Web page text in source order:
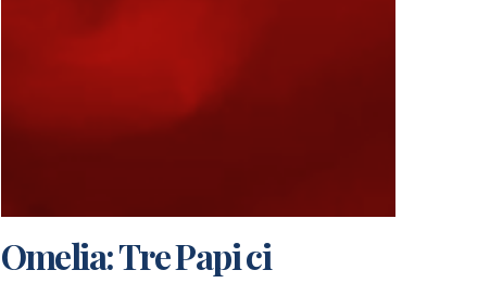
Omelia: Tre Papi ci